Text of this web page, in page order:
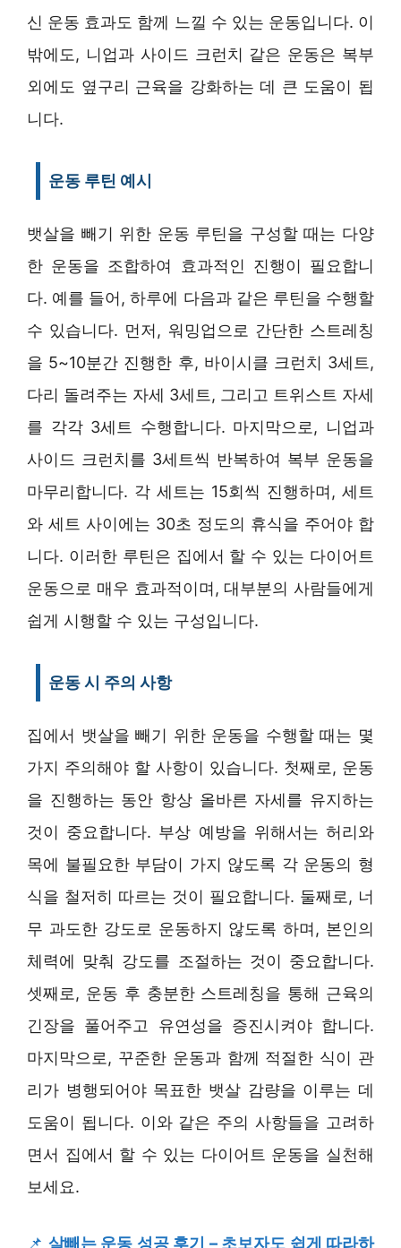
신 운동 효과도 함께 느낄 수 있는 운동입니다. 이
밖에도, 니업과 사이드 크런치 같은 운동은 복부
외에도 옆구리 근육을 강화하는 데 큰 도움이 됩
니다.
운동 루틴 예시
뱃살을 빼기 위한 운동 루틴을 구성할 때는 다양
한 운동을 조합하여 효과적인 진행이 필요합니
다. 예를 들어, 하루에 다음과 같은 루틴을 수행할
수 있습니다. 먼저, 워밍업으로 간단한 스트레칭
을 5~10분간 진행한 후, 바이시클 크런치 3세트,
다리 돌려주는 자세 3세트, 그리고 트위스트 자세
를 각각 3세트 수행합니다. 마지막으로, 니업과
사이드 크런치를 3세트씩 반복하여 복부 운동을
마무리합니다. 각 세트는 15회씩 진행하며, 세트
와 세트 사이에는 30초 정도의 휴식을 주어야 합
니다. 이러한 루틴은 집에서 할 수 있는 다이어트
운동으로 매우 효과적이며, 대부분의 사람들에게
쉽게 시행할 수 있는 구성입니다.
운동 시 주의 사항
집에서 뱃살을 빼기 위한 운동을 수행할 때는 몇
가지 주의해야 할 사항이 있습니다. 첫째로, 운동
을 진행하는 동안 항상 올바른 자세를 유지하는
것이 중요합니다. 부상 예방을 위해서는 허리와
목에 불필요한 부담이 가지 않도록 각 운동의 형
식을 철저히 따르는 것이 필요합니다. 둘째로, 너
무 과도한 강도로 운동하지 않도록 하며, 본인의
체력에 맞춰 강도를 조절하는 것이 중요합니다.
셋째로, 운동 후 충분한 스트레칭을 통해 근육의
긴장을 풀어주고 유연성을 증진시켜야 합니다.
마지막으로, 꾸준한 운동과 함께 적절한 식이 관
리가 병행되어야 목표한 뱃살 감량을 이루는 데
도움이 됩니다. 이와 같은 주의 사항들을 고려하
면서 집에서 할 수 있는 다이어트 운동을 실천해
보세요.
📌 살빼는 운동 성공 후기 – 초보자도 쉽게 따라하